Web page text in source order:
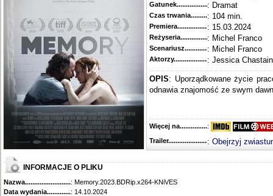
Gatunek...........................................
: Dramat
Czas trwania......................................
: 104 min.
Premiera..........................................
: 15.03.2024
Reżyseria........................................
: Michel Franco
Scenariusz........................................
: Michel Franco
Aktorzy...........................................
: Jessica
OPIS: Uporządkowane życie
odnawia znajomość ze swym
Więcej na........................................
:
Trailer...........................................
: Obejrzyj
INFORMACJE O PLIKU
Nazwa.............................................: Memory.2023.BDRip.x264-KNiVES
Data wydania......................................
: 14.10.2024